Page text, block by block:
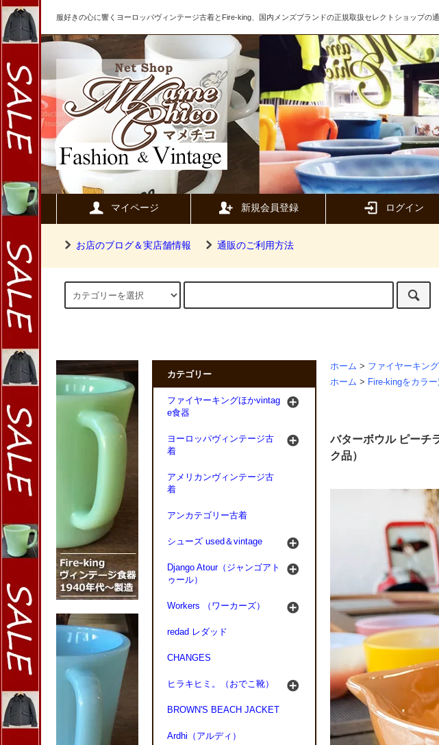
服好きの心に響くヨーロッパヴィンテージ古着とFire-king、国内メンズブランドの正規取扱セレクトショップの通
マイページ 新規会員登録 ログイン
お店のブログ＆実店舗情報 通販のご利用方法
ホーム > ファイヤーキン
ホーム > Fire-kingをカラ
バターボウル ピーチ
ク品）
カテゴリー
ファイヤーキングほかvintag
e食器
ヨーロッパヴィンテージ古
着
アメリカンヴィンテージ古
着
アンカテゴリー古着
シューズ used＆vintage
Django Atour（ジャンゴアト
ゥール）
Workers （ワーカーズ）
redad レダッド
CHANGES
ヒラキヒミ。（おでこ靴）
BROWN'S BEACH JACKET
Ardhi（アルディ）